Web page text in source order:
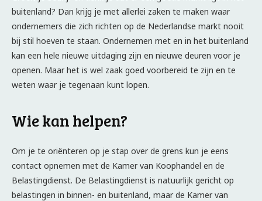
buitenland? Dan krijg je met allerlei zaken te maken waar
ondernemers die zich richten op de Nederlandse markt nooit
bij stil hoeven te staan. Ondernemen met en in het buitenland
kan een hele nieuwe uitdaging zijn en nieuwe deuren voor je
openen. Maar het is wel zaak goed voorbereid te zijn en te
weten waar je tegenaan kunt lopen.
Wie kan helpen?
Om je te oriënteren op je stap over de grens kun je eens
contact opnemen met de Kamer van Koophandel en de
Belastingdienst. De Belastingdienst is natuurlijk gericht op
belastingen in binnen- en buitenland, maar de Kamer van